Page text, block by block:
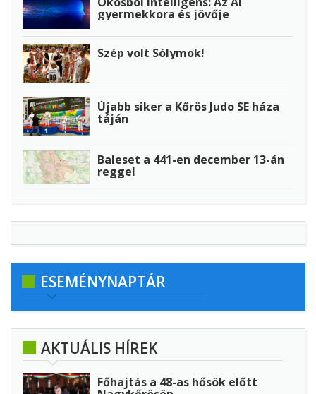
gyermekkora és jövője
Szép volt Sólymok!
Újabb siker a Kőrös Judo SE háza
táján
Baleset a 441-en december 13-án
reggel
ESEMÉNYNAPTÁR
AKTUÁLIS HÍREK
Főhajtás a 48-as hősök előtt